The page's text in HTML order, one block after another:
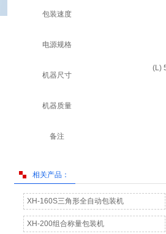
包装速度
电源规格
机器尺寸
(L)
机器质量
备注
相关产品：
XH-160S三角形全自动包装机
XH-200组合称量包装机